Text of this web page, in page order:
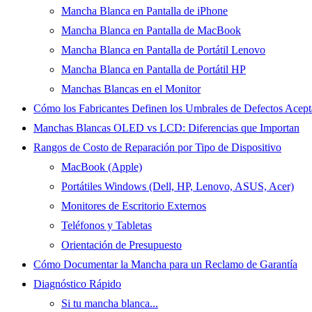
Mancha Blanca en Pantalla de iPhone
Mancha Blanca en Pantalla de MacBook
Mancha Blanca en Pantalla de Portátil Lenovo
Mancha Blanca en Pantalla de Portátil HP
Manchas Blancas en el Monitor
Cómo los Fabricantes Definen los Umbrales de Defectos
Manchas Blancas OLED vs LCD: Diferencias que Importan
Rangos de Costo de Reparación por Tipo de Dispositivo
MacBook (Apple)
Portátiles Windows (Dell, HP, Lenovo, ASUS, Acer)
Monitores de Escritorio Externos
Teléfonos y Tabletas
Orientación de Presupuesto
Cómo Documentar la Mancha para un Reclamo de Garantía
Diagnóstico Rápido
Si tu mancha blanca...